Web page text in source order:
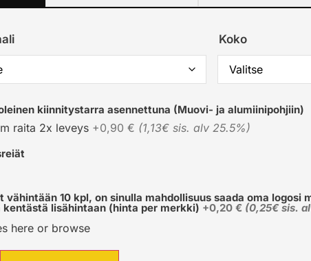
Koko
kiinnitystarra asennettuna (Muovi- ja alumiinipohjiin)
raita 2x leveys +0,90 € (1,13€ sis. alv 25.5%)
vähintään 10 kpl, on sinulla mahdollisuus saada oma logosi
kentästä lisähintaan (hinta per merkki) +0,20 € (0,25€ sis.
here or browse